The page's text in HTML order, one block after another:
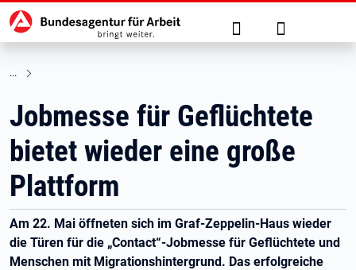
zu den Hauptinhalten springen
Hauptnavigation Suche Anmelden
Jobmesse für Geflüchtete
bietet wieder eine große
Plattform
Am 22. Mai öffneten sich im Graf-Zeppelin-Haus wieder
die Türen für die „Contact“-Jobmesse für Geflüchtete und
Menschen mit Migrationshintergrund. Das erfolgreiche